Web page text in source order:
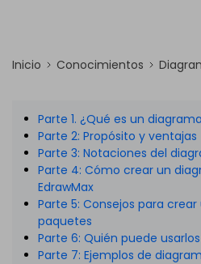
Inicio Conocimientos
Parte 1. ¿Qué es un
Parte 2: Propósito y ventajas
Parte 3: Notaciones del
Parte 4: Cómo crear un
EdrawMax
Parte 5: Consejos para
paquetes
Parte 6: Quién puede
Parte 7: Ejemplos de